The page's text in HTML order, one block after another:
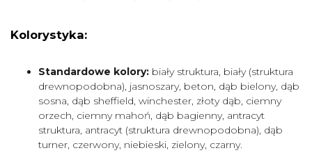
Kolorystyka:
Standardowe kolory: biały struktura, biały (struktura
drewnopodobna), jasnoszary, beton, dąb bielony, dąb
sosna, dąb sheffield, winchester, złoty dąb, ciemny
orzech, ciemny mahoń, dąb bagienny, antracyt
struktura, antracyt (struktura drewnopodobna), dąb
turner, czerwony, niebieski, zielony, czarny.